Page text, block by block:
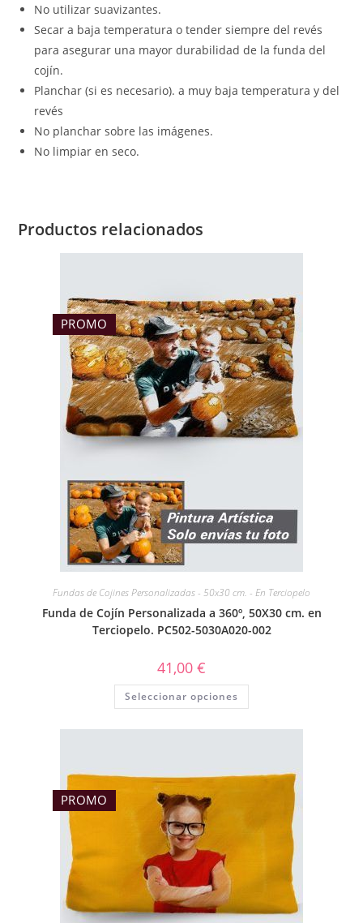
No utilizar suavizantes.
Secar a baja temperatura o tender siempre del revés
para asegurar una mayor durabilidad de la funda del
cojín.
Planchar (si es necesario). a muy baja temperatura y del
revés
No planchar sobre las imágenes.
No limpiar en seco.
Productos relacionados
PROMO
Fundas de Cojines Personalizadas - 50x30 cm. - En Terciopelo
Funda de Cojín Personalizada a 360º, 50X30 cm. en
Terciopelo. PC502-5030A020-002
41,00 €
Seleccionar opciones
PROMO